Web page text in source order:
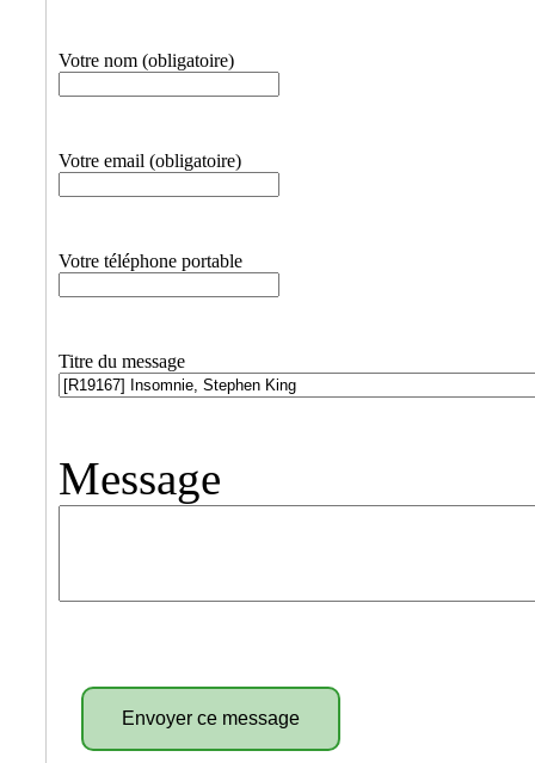
Votre nom (obligatoire)
Votre email (obligatoire)
Votre téléphone portable
Titre du message
Message